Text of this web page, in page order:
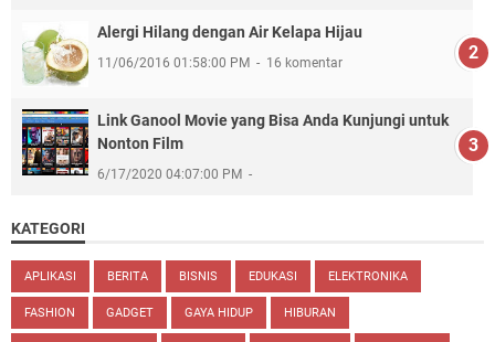
Alergi Hilang dengan Air Kelapa Hijau
11/06/2016 01:58:00 PM 16 komentar
Link Ganool Movie yang Bisa Anda Kunjungi untuk
Nonton Film
6/17/2020 04:07:00 PM
KATEGORI
APLIKASI BERITA BISNIS EDUKASI ELEKTRONIKA
FASHION GADGET GAYA HIDUP HIBURAN